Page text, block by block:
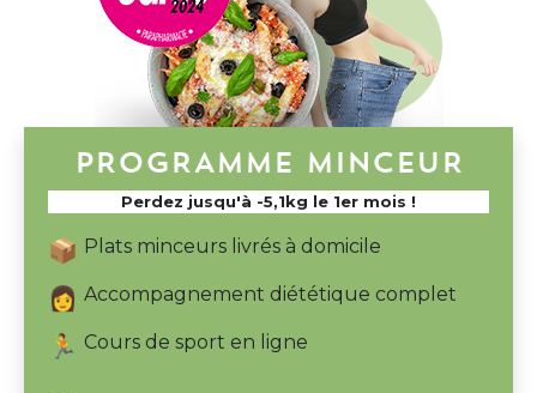
PROGRAMME MINCEUR
Perdez jusqu'à -5,1kg le 1er mois !
📦 Plats minceurs livrés à domicile
👩 Accompagnement diététique complet
🏃 Cours de sport en ligne